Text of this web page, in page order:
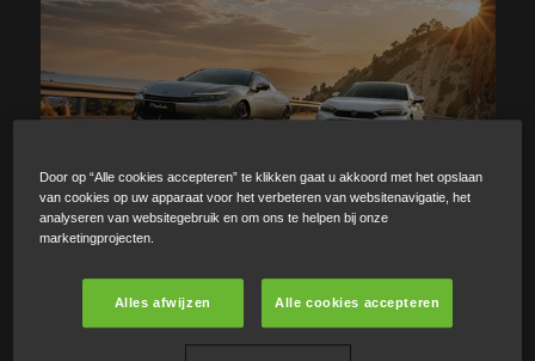
Door op “Alle cookies accepteren” te klikken gaat u akkoord met het opslaan
van cookies op uw apparaat voor het verbeteren van websitenavigatie, het
analyseren van websitegebruik en om ons te helpen bij onze
marketingprojecten.
Alles afwijzen Alle cookies accepteren